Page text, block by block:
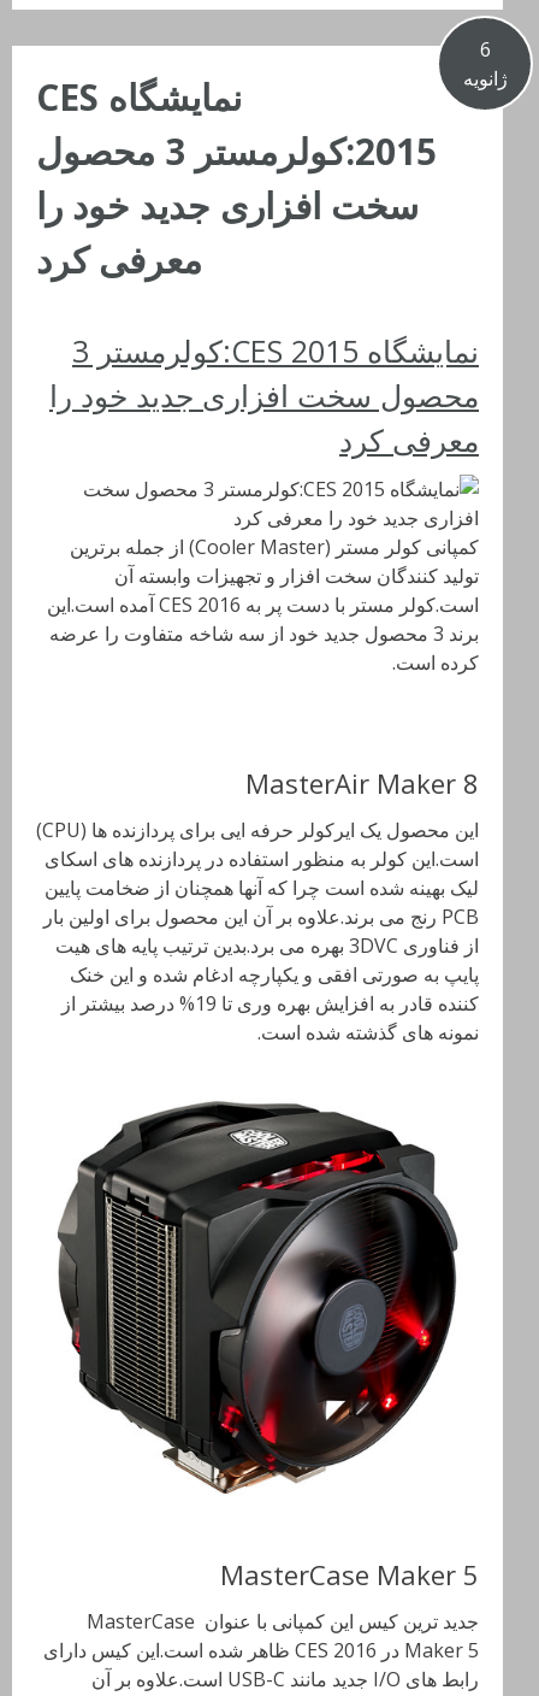
6
ژانویه
نمایشگاه CES
2015:کولرمستر 3 محصول
سخت افزاری جدید خود را
معرفی کرد
نمایشگاه CES 2015:کولرمستر 3
محصول سخت افزاری جدید خود را
معرفی کرد
کمپانی کولر مستر (Cooler Master) از جمله برترین
تولید کنندگان سخت افزار و تجهیزات وابسته آن
است.کولر مستر با دست پر به CES 2016 آمده است.این
برند 3 محصول جدید خود از سه شاخه متفاوت را عرضه
کرده است.
MasterAir Maker 8
این محصول یک ایرکولر حرفه ایی برای پردازنده ها (CPU)
است.این کولر به منظور استفاده در پردازنده های اسکای
لیک بهینه شده است چرا که آنها همچنان از ضخامت پایین
PCB رنج می برند.علاوه بر آن این محصول برای اولین بار
از فناوری 3DVC بهره می برد.بدین ترتیب پایه های هیت
پایپ به صورتی افقی و یکپارچه ادغام شده و این خنک
کننده قادر به افزایش بهره وری تا 19% درصد بیشتر از
نمونه های گذشته شده است.
MasterCase Maker 5
جدید ترین کیس این کمپانی با عنوان MasterCase
Maker 5 در CES 2016 ظاهر شده است.این کیس دارای
رابط های I/O جدید مانند USB-C است.علاوه بر آن